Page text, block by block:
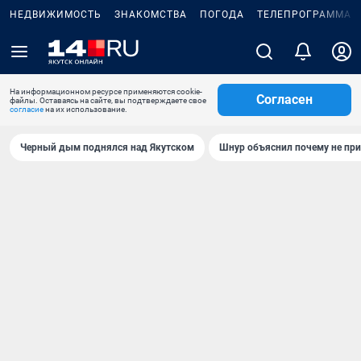
НЕДВИЖИМОСТЬ ЗНАКОМСТВА ПОГОДА ТЕЛЕПРОГРАММА
На информационном ресурсе применяются cookie-
файлы. Оставаясь на сайте, вы подтверждаете свое
согласиена их использование.
Согласен
Черный дым поднялся над Якутском Шнур объяснил почему не